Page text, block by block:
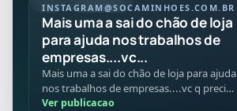
INSTAGRAM@SOCAMINHOES.COM.BR
Mais uma a sai do chão de loja
para ajuda nos trabalhos de
empresas....vc...
Mais uma a sai do chão de loja para ajuda
nos trabalhos de empresas....vc q precisa
de caminhões máquinas implementos
Ver publicacao